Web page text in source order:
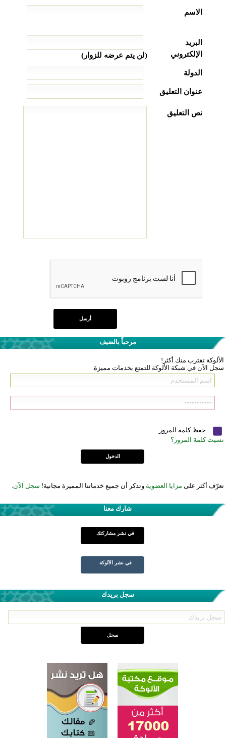
الاسم
البريد
الإلكتروني
(لن يتم عرضه للزوار)
الدولة
عنوان التعليق
نص التعليق
مرحباً بالضيف
الألوكة تقترب منك أكثر!
سجل الآن في شبكة الألوكة للتمتع بخدمات مميزة.
حفظ كلمة المرور
نسيت كلمة المرور؟
تعرّف أكثر على مزايا العضوية وتذكر أن جميع خدماتنا المميزة مجانية! سجل الآن
شارك معنا
في نشر مشاركتك
في نشر الألوكة
سجل بريدك